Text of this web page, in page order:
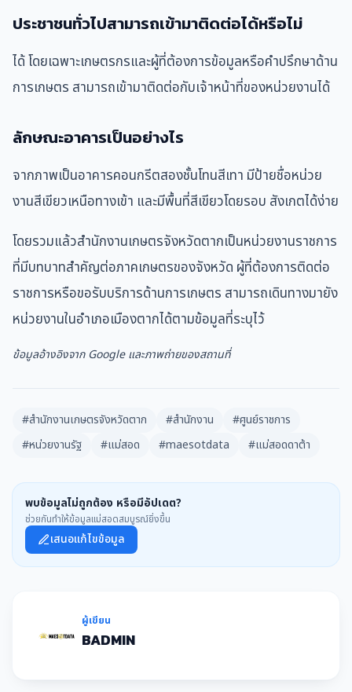
ประชาชนทั่วไปสามารถเข้ามาติดต่อได้หรือไม่
ได้ โดยเฉพาะเกษตรกรและผู้ที่ต้องการข้อมูลหรือคำปรึกษาด้าน
การเกษตร สามารถเข้ามาติดต่อกับเจ้าหน้าที่ของหน่วยงานได้
ลักษณะอาคารเป็นอย่างไร
จากภาพเป็นอาคารคอนกรีตสองชั้นโทนสีเทา มีป้ายชื่อหน่วย
งานสีเขียวเหนือทางเข้า และมีพื้นที่สีเขียวโดยรอบ สังเกตได้ง่าย
โดยรวมแล้วสำนักงานเกษตรจังหวัดตากเป็นหน่วยงานราชการ
ที่มีบทบาทสำคัญต่อภาคเกษตรของจังหวัด ผู้ที่ต้องการติดต่อ
ราชการหรือขอรับบริการด้านการเกษตร สามารถเดินทางมายัง
หน่วยงานในอำเภอเมืองตากได้ตามข้อมูลที่ระบุไว้
ข้อมูลอ้างอิงจาก Google และภาพถ่ายของสถานที่
#สำนักงานเกษตรจังหวัดตาก #สำนักงาน
#ศูนย์ราชการ
#หน่วยงานรัฐ
#แม่สอด #maesotdata #แม่สอดดาต้า
พบข้อมูลไม่ถูกต้อง หรือมีอัปเดต?
ช่วยกันทำให้ข้อมูลแม่สอดสมบูรณ์ยิ่งขึ้น
เสนอแก้ไขข้อมูล
ผู้เขียน
BADMIN